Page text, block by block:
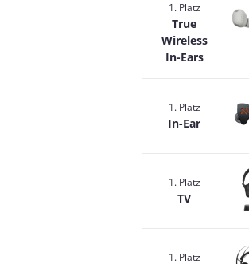
1. Platz
True
Wireless
In-Ears
1. Platz
In-Ear
1. Platz
TV
1. Platz